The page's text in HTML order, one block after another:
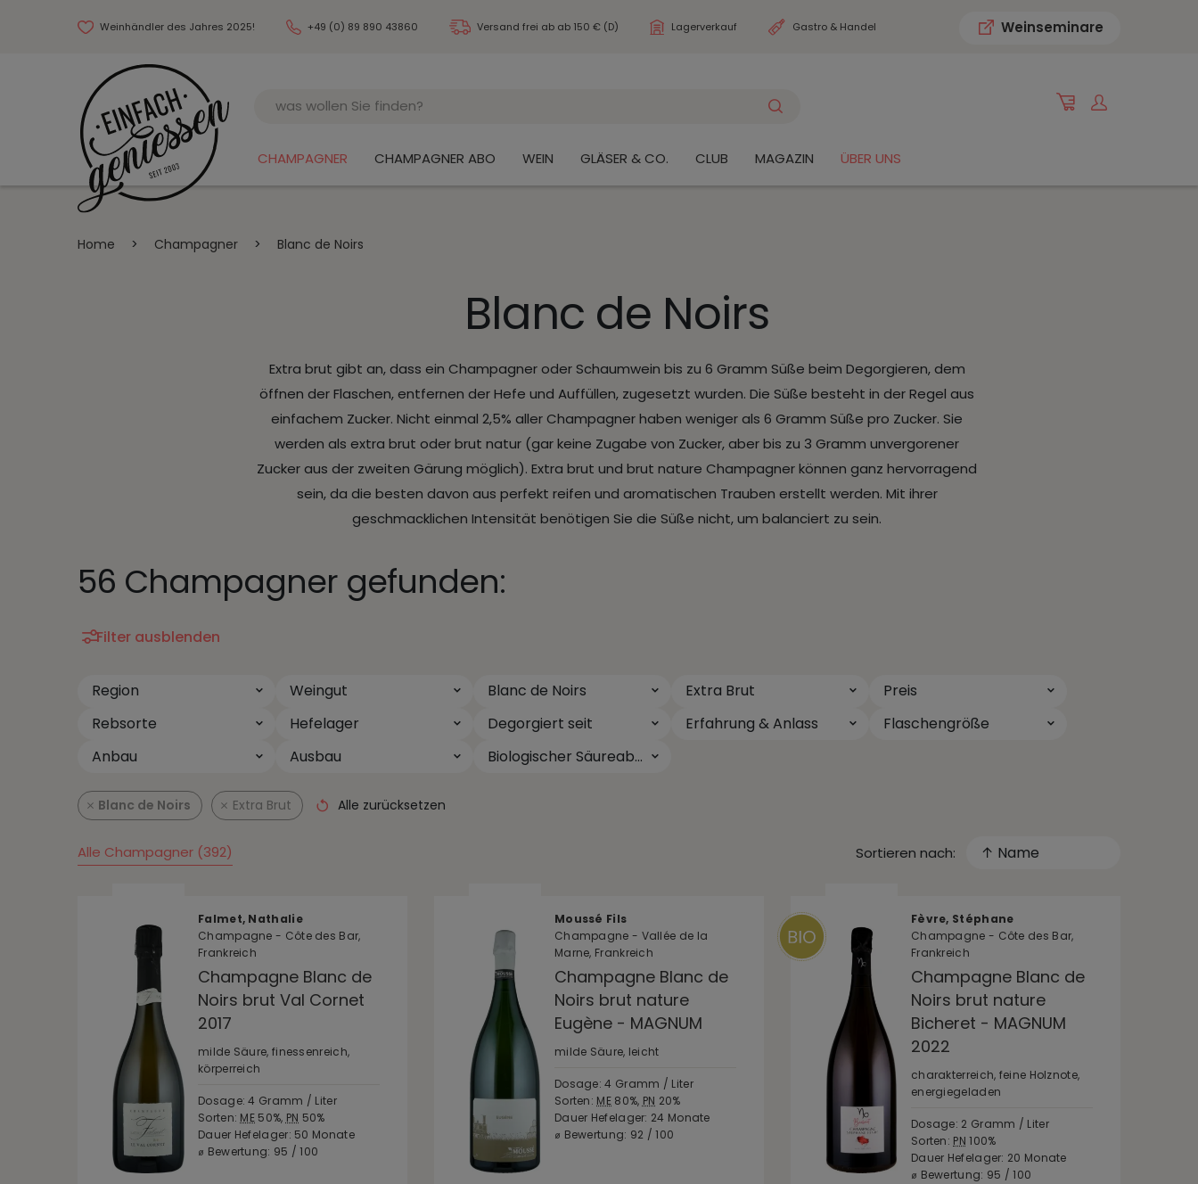
Weinhändler des Jahres 2025! +49 (0) 89 890 43860 Versand frei ab ab 150 € (D) Lagerverkauf Gastro & Handel Weinseminare
CHAMPAGNER CHAMPAGNER ABO WEIN GLÄSER & CO. CLUB MAGAZIN ÜBER UNS
Home > Champagner > Blanc de Noirs
Blanc de Noirs
Extra brut gibt an, dass ein Champagner oder Schaumwein bis zu 6 Gramm Süße beim Degorgieren, dem
öffnen der Flaschen, entfernen der Hefe und Auffüllen, zugesetzt wurden. Die Süße besteht in der Regel aus
einfachem Zucker. Nicht einmal 2,5% aller Champagner haben weniger als 6 Gramm Süße pro Zucker. Sie
werden als extra brut oder brut natur (gar keine Zugabe von Zucker, aber bis zu 3 Gramm unvergorener
Zucker aus der zweiten Gärung möglich). Extra brut und brut nature Champagner können ganz hervorragend
sein, da die besten davon aus perfekt reifen und aromatischen Trauben erstellt werden. Mit ihrer
geschmacklichen Intensität benötigen Sie die Süße nicht, um balanciert zu sein.
56 Champagner gefunden:
Filter ausblenden
Region Weingut Blanc de Noirs Extra Brut
Preis
Rebsorte
Hefelager Degorgiert seit Erfahrung & Anlass
Flaschengröße
Anbau
Ausbau Biologischer Säureabbau
Alle zurücksetzen
Blanc de Noirs Extra Brut
Alle Champagner (392) Sortieren nach: ↑ Name
Falmet, Nathalie
Champagne - Côte des Bar,
Frankreich
Champagne Blanc de
Noirs brut Val Cornet
2017
milde Säure, finessenreich,
körperreich
Dosage: 4 Gramm / Liter
Sorten: ME 50%, PN 50%
Dauer Hefelager: 50 Monate
⌀ Bewertung: 95 / 100
Moussé Fils
Champagne - Vallée de la
Marne, Frankreich
Champagne Blanc de
Noirs brut nature
Eugène - MAGNUM
milde Säure, leicht
Dosage: 4 Gramm / Liter
Sorten: ME 80%, PN 20%
Dauer Hefelager: 24 Monate
⌀ Bewertung: 92 / 100
Fèvre, Stéphane
Champagne - Côte des Bar,
Frankreich
Champagne Blanc de
Noirs brut nature
Bicheret - MAGNUM
2022
charakterreich, feine Holznote,
energiegeladen
Dosage: 2 Gramm / Liter
Sorten: PN 100%
Dauer Hefelager: 20 Monate
⌀ Bewertung: 95 / 100